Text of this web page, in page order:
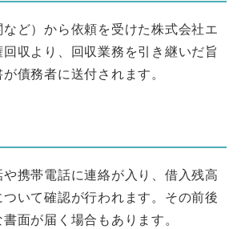
ど）から依頼を受けた株式会社エ
回収より、回収業務を引き継いだ旨
債務者に送付されます。
携帯電話に連絡が入り、借入残高
いて確認が行われます。その前後
面が届く場合もあります。